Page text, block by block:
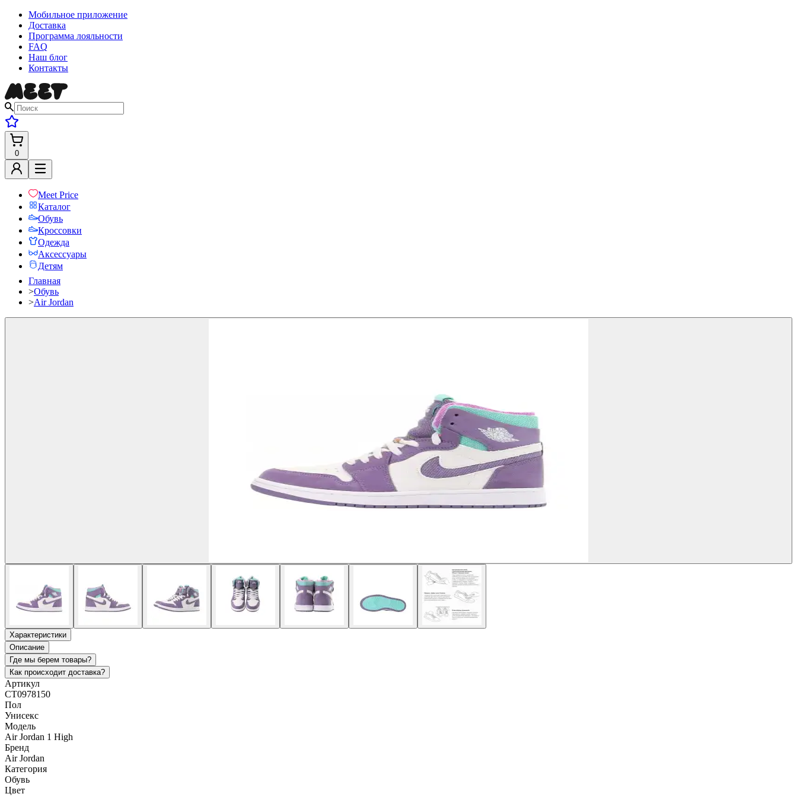
Мобильное приложение
Доставка
Программа лояльности
FAQ
Наш блог
Контакты
0
Meet Price
Каталог
Обувь
Кроссовки
Одежда
Аксессуары
Детям
Главная
>Обувь
>Air Jordan
Характеристики
Описание
Где мы берем товары?
Как происходит доставка?
Артикул
CT0978150
Пол
Унисекс
Модель
Air Jordan 1 High
Бренд
Air Jordan
Категория
Обувь
Цвет